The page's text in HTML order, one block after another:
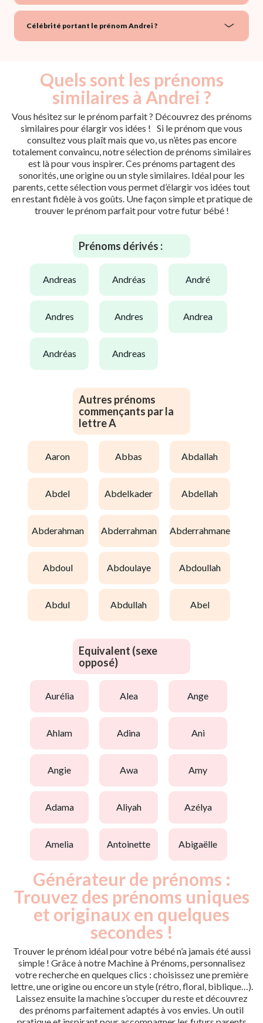
Célébrité portant le prénom Andrei ?
Quels sont les prénoms
similaires à Andrei ?
Vous hésitez sur le prénom parfait ? Découvrez des prénoms
similaires pour élargir vos idées ! Si le prénom que vous
consultez vous plaît mais que vo, us n’êtes pas encore
totalement convaincu, notre sélection de prénoms similaires
est là pour vous inspirer. Ces prénoms partagent des
sonorités, une origine ou un style similaires. Idéal pour les
parents, cette sélection vous permet d’élargir vos idées tout
en restant fidèle à vos goûts. Une façon simple et pratique de
trouver le prénom parfait pour votre futur bébé !
Prénoms dérivés :
andreas andréas andré
andres andres andrea
andréas andreas
Autres prénoms
commençants par la
lettre A
aaron abbas abdallah
abdel abdelkader abdellah
abderahman abderrahman abderrahmane
abdoul abdoulaye abdoullah
abdul abdullah abel
Equivalent (sexe
opposé)
aurélia alea ange
ahlam adina ani
angie awa amy
adama aliyah azélya
amelia antoinette abigaëlle
Générateur de prénoms :
Trouvez des prénoms uniques
et originaux en quelques
secondes !
Trouver le prénom idéal pour votre bébé n’a jamais été aussi
simple ! Grâce à notre Machine à Prénoms, personnalisez
votre recherche en quelques clics : choisissez une première
lettre, une origine ou encore un style (rétro, floral, biblique…).
Laissez ensuite la machine s’occuper du reste et découvrez
des prénoms parfaitement adaptés à vos envies. Un outil